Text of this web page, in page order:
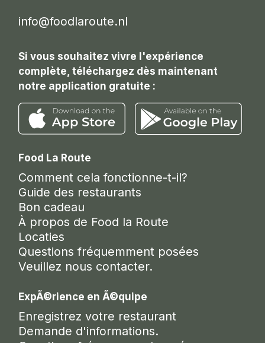
info@foodlaroute.nl
Si vous souhaitez vivre l'expérience
complète, téléchargez dès maintenant
notre application gratuite :
Food La Route
Comment cela fonctionne-t-il?
Guide des restaurants
Bon cadeau
À propos de Food la Route
Locaties
Questions fréquemment posées
Veuillez nous contacter.
ExpÃ©rience en Ã©quipe
Enregistrez votre restaurant
Demande d'informations.